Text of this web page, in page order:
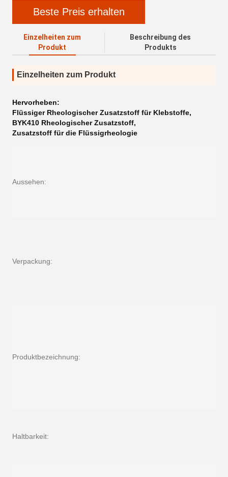
Beste Preis erhalten
Einzelheiten zum
Produkt
Beschreibung des
Produkts
Einzelheiten zum Produkt
Hervorheben:
Flüssiger Rheologischer Zusatzstoff für Klebstoffe,
BYK410 Rheologischer Zusatzstoff,
Zusatzstoff für die Flüssigrheologie
Aussehen:
Verpackung:
Produktbezeichnung:
Haltbarkeit: